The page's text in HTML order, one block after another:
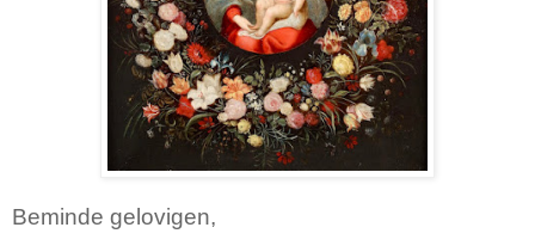
Beminde gelovigen,